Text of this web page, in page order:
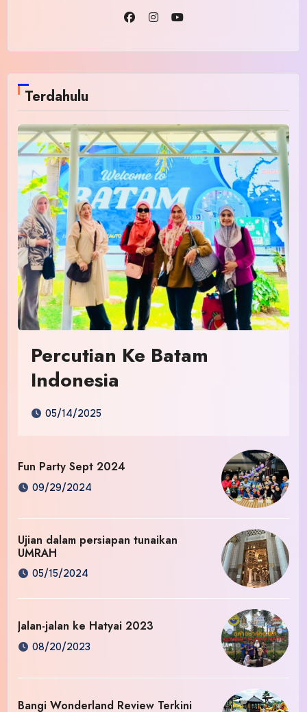
Terdahulu
Percutian Ke Batam
Indonesia
05/14/2025
Fun Party Sept 2024
09/29/2024
Ujian dalam persiapan tunaikan
UMRAH
05/15/2024
Jalan-jalan ke Hatyai 2023
08/20/2023
Bangi Wonderland Review Terkini